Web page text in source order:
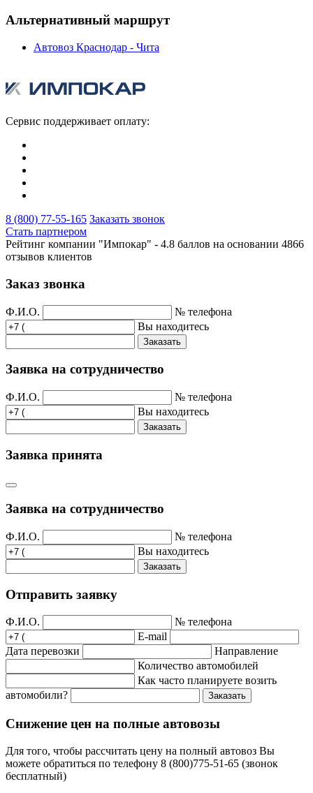
Альтернативный маршрут
Автовоз Краснодар - Чита
Сервис поддерживает оплату:
8 (800) 77-55-165 Заказать звонок
Стать партнером
Рейтинг компании "Импокар" - 4.8 баллов на основании 4866
отзывов клиентов
Заказ звонка
Ф.И.О.
№ телефона
Вы находитесь
Заказать
Заявка на сотрудничество
Ф.И.О.
№ телефона
Вы находитесь
Заказать
Заявка принята
Заявка на сотрудничество
Ф.И.О.
№ телефона
Вы находитесь
Заказать
Отправить заявку
Ф.И.О.
№ телефона
E-mail
Дата перевозки
Направление
Количество автомобилей
Как часто планируете возить
автомобили?
Заказать
Снижение цен на полные автовозы
Для того, чтобы рассчитать цену на полный автовоз Вы
можете обратиться по телефону 8 (800)775-51-65 (звонок
бесплатный)